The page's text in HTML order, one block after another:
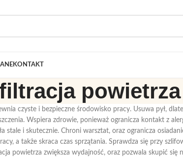
KONTAKT
powietrza
czyste i bezpieczne środowisko pracy. Usuwa pył,
Wspiera zdrowie, ponieważ ogranicza kontakt z
stale i skutecznie. Chroni warsztat, oraz ogranicza
a także skraca czas sprzątania. Sprawdza się przy
powietrza zwiększa wydajność, oraz pozwala skupić się